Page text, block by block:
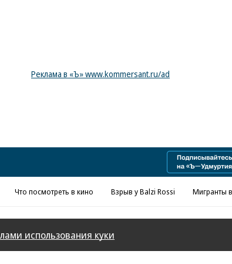
Реклама в «Ъ» www.kommersant.ru/ad
Что посмотреть в кино Взрыв у Balzi Rossi Мигранты
использования куки